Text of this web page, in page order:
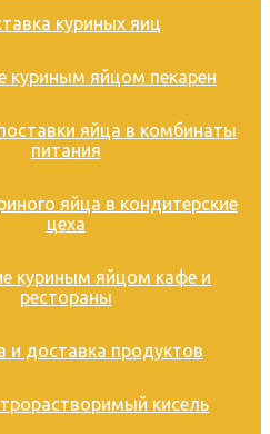
куриных яиц
куриным яйцом пекарен
яйца в комбинаты
питания
яйца в кондитерские
цеха
куриным яйцом кафе и
рестораны
и доставка продуктов
кисель